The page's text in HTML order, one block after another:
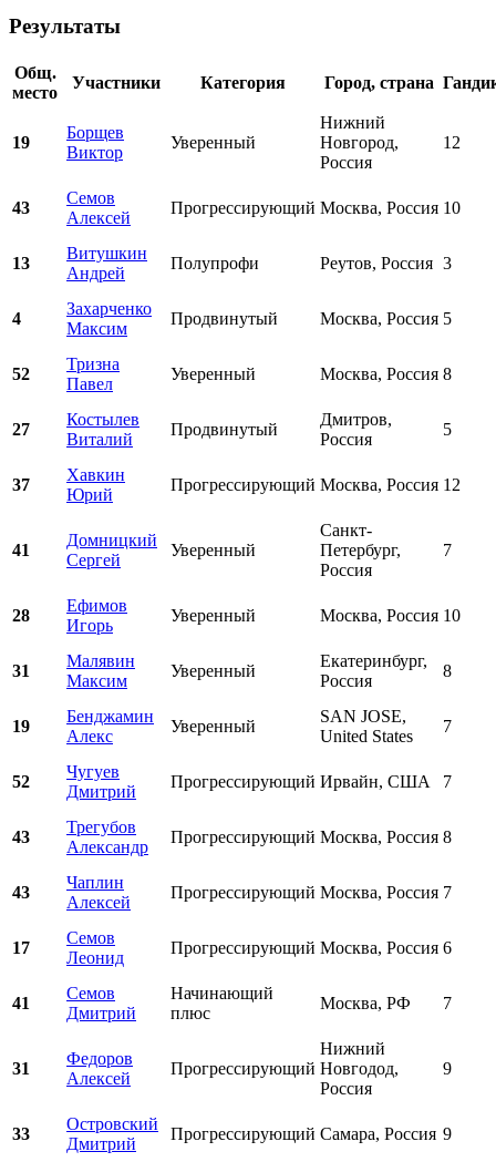
Результаты
Общ.
место
Участники Категория Город, страна
19
Борщев
Виктор
Уверенный
Нижний
Новгород,
Россия
12
43
Семов
Алексей
Прогрессирующий Москва, Россия 10
13
Витушкин
Андрей
Полупрофи Реутов, Россия 3
4
Захарченко
Максим
Продвинутый Москва, Россия 5
52
Тризна
Павел
Уверенный Москва, Россия 8
27
Костылев
Виталий
Продвинутый
Дмитров,
Россия
5
37
Хавкин
Юрий
Прогрессирующий Москва, Россия 12
41
Домницкий
Сергей
Уверенный
Санкт-
Петербург,
Россия
7
28
Ефимов
Игорь
Уверенный Москва, Россия 10
31
Малявин
Максим
Уверенный
Екатеринбург,
Россия
8
19
Бенджамин
Алекс
Уверенный
SAN JOSE,
United States
7
52
Чугуев
Дмитрий
Прогрессирующий Ирвайн, США 7
43
Трегубов
Александр
Прогрессирующий Москва, Россия 8
43
Чаплин
Алексей
Прогрессирующий Москва, Россия 7
17
Семов
Леонид
Прогрессирующий Москва, Россия 6
41
Семов
Дмитрий
Начинающий
плюс
Москва, РФ 7
31
Федоров
Алексей
Прогрессирующий
Нижний
Новгодод,
Россия
9
33
Островский
Дмитрий
Прогрессирующий Самара, Россия 9